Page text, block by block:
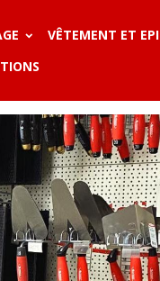
VÊTEMENT ET EPI